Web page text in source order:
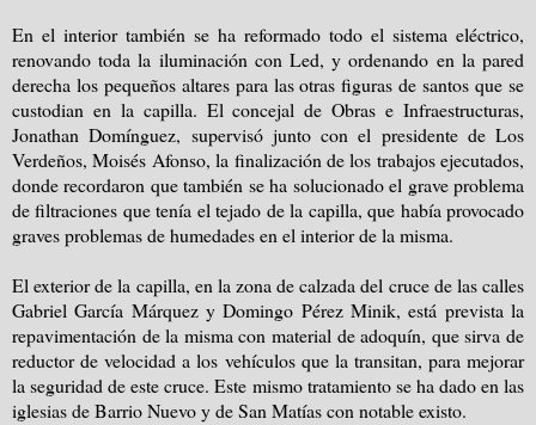
En el interior también se ha reformado todo el sistema eléctrico,
renovando toda la iluminación con Led, y ordenando en la pared
derecha los pequeños altares para las otras figuras de santos que se
custodian en la capilla. El concejal de Obras e Infraestructuras,
Jonathan Domínguez, supervisó junto con el presidente de Los
Verdeños, Moisés Afonso, la finalización de los trabajos ejecutados,
donde recordaron que también se ha solucionado el grave problema
de filtraciones que tenía el tejado de la capilla, que había provocado
graves problemas de humedades en el interior de la misma.
El exterior de la capilla, en la zona de calzada del cruce de las calles
Gabriel García Márquez y Domingo Pérez Minik, está prevista la
repavimentación de la misma con material de adoquín, que sirva de
reductor de velocidad a los vehículos que la transitan, para mejorar
la seguridad de este cruce. Este mismo tratamiento se ha dado en las
iglesias de Barrio Nuevo y de San Matías con notable existo.